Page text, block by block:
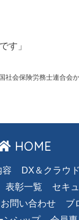
す」
社会保険労務士連合会
HOME
容 DX＆クラウド
表彰一覧
セキ
お問い合わせ ブ